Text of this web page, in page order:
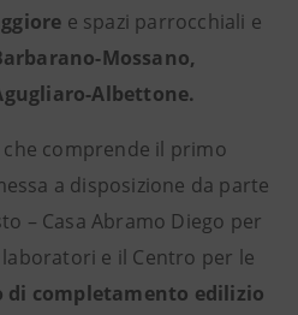
e spazi parrocchiali e
Mossano,
Albettone.
che comprende il primo
a disposizione da parte
– Casa Abramo Diego per
e il Centro per le
di completamento edilizio